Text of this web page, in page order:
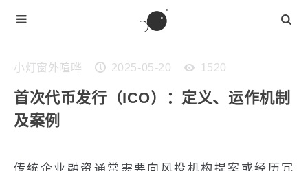
小灯窗外喧哗 2025-05-20 1520
首次代币发行（ICO）：定义、运作机制
及案例